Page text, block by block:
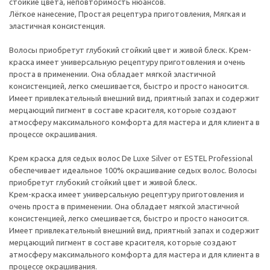
стойкие цвета, неповторимость нюансов.
Лёгкое нанесение, Простая рецептура приготовления, Мягкая и
эластичная консистенция.
Волосы приобретут глубокий стойкий цвет и живой блеск. Крем-
краска имеет универсальную рецептуру приготовления и очень
проста в применении. Она обладает мягкой эластичной
консистенцией, легко смешивается, быстро и просто наносится.
Имеет привлекательный внешний вид, приятный запах и содержит
мерцающий пигмент в составе красителя, которые создают
атмосферу максимального комфорта для мастера и для клиента в
процессе окрашивания.
Крем краска для седых волос De Luxe Silver от ESTEL Professional
обеспечивает идеальное 100% окрашивание седых волос. Волосы
приобретут глубокий стойкий цвет и живой блеск.
Крем-краска имеет универсальную рецептуру приготовления и
очень проста в применении. Она обладает мягкой эластичной
консистенцией, легко смешивается, быстро и просто наносится.
Имеет привлекательный внешний вид, приятный запах и содержит
мерцающий пигмент в составе красителя, которые создают
атмосферу максимального комфорта для мастера и для клиента в
процессе окрашивания.